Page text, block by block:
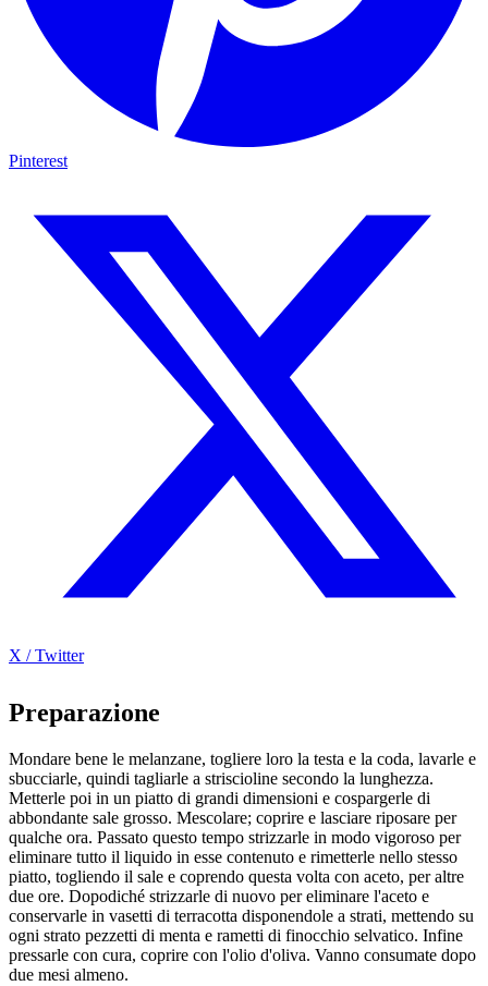
Pinterest
X / Twitter
Preparazione
Mondare bene le melanzane, togliere loro la testa e la coda, lavarle e
sbucciarle, quindi tagliarle a striscioline secondo la lunghezza.
Metterle poi in un piatto di grandi dimensioni e cospargerle di
abbondante sale grosso. Mescolare; coprire e lasciare riposare per
qualche ora. Passato questo tempo strizzarle in modo vigoroso per
eliminare tutto il liquido in esse contenuto e rimetterle nello stesso
piatto, togliendo il sale e coprendo questa volta con aceto, per altre
due ore. Dopodiché strizzarle di nuovo per eliminare l'aceto e
conservarle in vasetti di terracotta disponendole a strati, mettendo su
ogni strato pezzetti di menta e rametti di finocchio selvatico. Infine
pressarle con cura, coprire con l'olio d'oliva. Vanno consumate dopo
due mesi almeno.